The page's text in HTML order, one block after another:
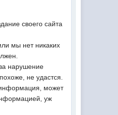
своего сайта
мы нет никаких
нарушение
не удастся.
информация, может
уж